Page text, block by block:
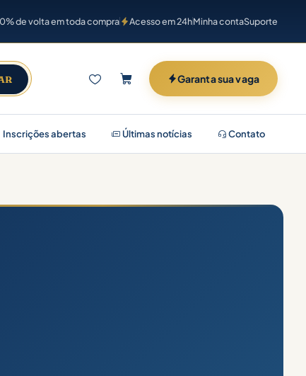
de volta em toda compra Acesso em 24hMinha contaSuporte
Garanta sua vaga
Inscrições abertas Últimas notícias Contato